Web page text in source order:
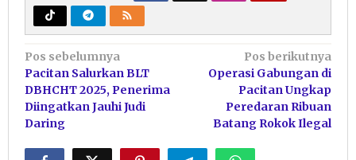
Navigasi
pos
Pos sebelumnya
Pacitan Salurkan BLT
DBHCHT 2025, Penerima
Diingatkan Jauhi Judi
Daring
Pos berikutnya
Operasi Gabungan di
Pacitan Ungkap
Peredaran Ribuan
Batang Rokok Ilegal